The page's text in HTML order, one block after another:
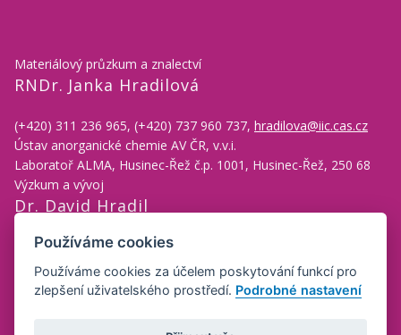
Materiálový průzkum a znalectví
RNDr. Janka Hradilová
(+420) 311 236 965, (+420) 737 960 737, hradilova@iic.cas.cz
Ústav anorganické chemie AV ČR, v.v.i.
Laboratoř ALMA, Husinec-Řež č.p. 1001, Husinec-Řež, 250 68
Výzkum a vývoj
Dr. David Hradil
(+420) 311 236 930, (+420) 723 031 289,
Ústav anorganické chemie AV ČR, v.v.i.
Laboratoř ALMA, Husinec-Řež č.p. 1001, Husinec-Řež, 250 68
Používáme cookies
Používáme cookies za účelem poskytování funkcí pro
zlepšení uživatelského prostředí. Podrobné nastavení